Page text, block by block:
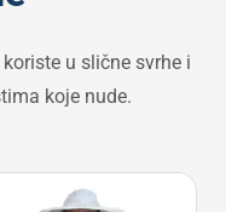
u slične svrhe i
koje nude.